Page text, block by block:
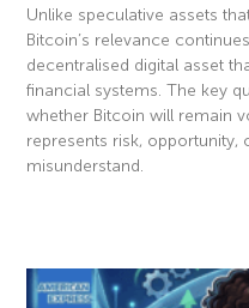
Unlike speculative assets
Bitcoin’s relevance
decentralised digital asset
financial systems. The key
whether Bitcoin will remain
represents risk,
misunderstand.